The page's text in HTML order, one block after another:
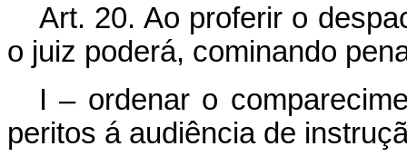
Art. 20. Ao proferir o
o juiz poderá, cominando
I – ordenar o
peritos á audiência de